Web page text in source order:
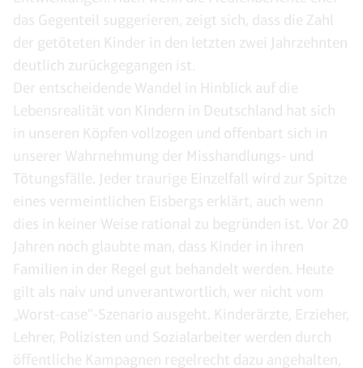
das Gegenteil suggerieren, zeigt sich, dass die Zahl
der getöteten Kinder in den letzten zwei Jahrzehnten
deutlich zurückgegangen ist.
Der entscheidende Wandel in Hinblick auf die
Lebensrealität von Kindern in Deutschland hat sich
in unseren Köpfen vollzogen und offenbart sich in
unserer Wahrnehmung der Misshandlungs- und
Tötungsfälle. Jeder traurige Einzelfall wird zur Spitze
eines vermeintlichen Eisbergs erklärt, auch wenn
dies in keiner Weise rational zu begründen ist. Vor 20
Jahren noch glaubte man, dass Kinder in ihren
Familien in der Regel gut behandelt werden. Heute
gilt als naiv und unverantwortlich, wer nicht vom
„Worst-case“-Szenario ausgeht. Kinderärzte, Erzieher,
Lehrer, Polizisten und Sozialarbeiter werden durch
öffentliche Kampagnen regelrecht dazu angehalten,